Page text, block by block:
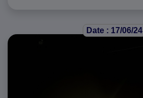
Date : 17/06/24